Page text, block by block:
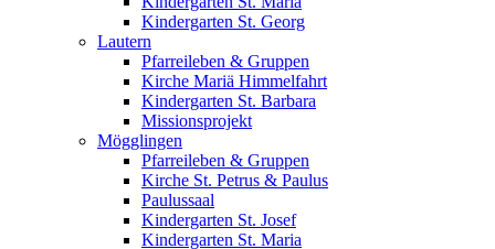
Kindergarten St. Georg
Lautern
Pfarreileben & Gruppen
Kirche Mariä Himmelfahrt
Kindergarten St. Barbara
Missionsprojekt
Mögglingen
Pfarreileben & Gruppen
Kirche St. Petrus & Paulus
Paulussaal
Kindergarten St. Josef
Kindergarten St. Maria